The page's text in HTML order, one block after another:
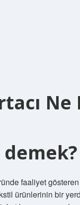
Ne
demek?
faaliyet gösteren
ürünlerinin bir